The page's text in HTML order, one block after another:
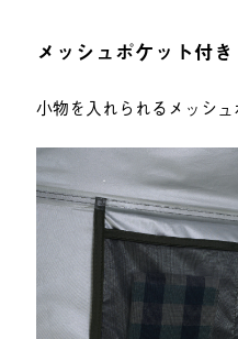
メッシュポケット付き
小物を入れられるメッシュ